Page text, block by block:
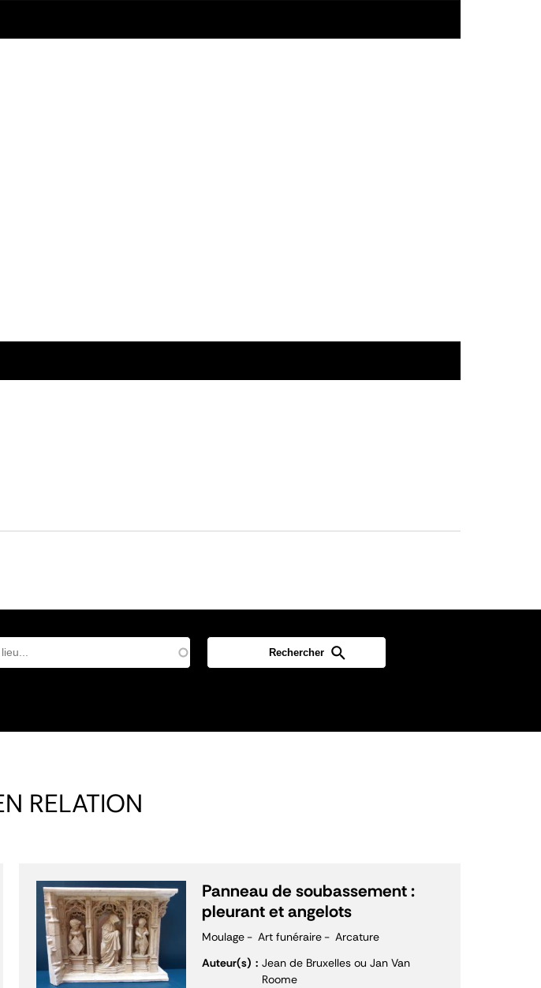
RELATION
Panneau de soubassement :
pleurant et angelots
Moulage Art funéraire
Arcature
Auteur(s)
Jean de Bruxelles ou Jan Van
Roome